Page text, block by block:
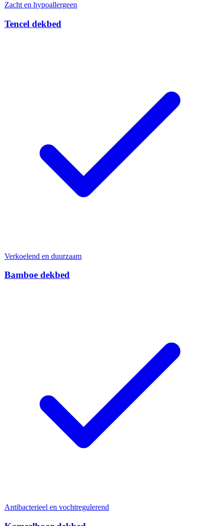
Zacht en hypoallergeen
Tencel dekbed
Verkoelend en duurzaam
Bamboe dekbed
Antibacterieel en vochtregulerend